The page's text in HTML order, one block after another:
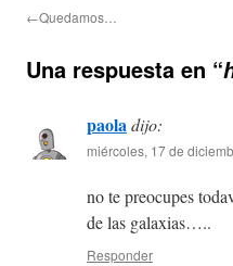
←Quedamos…
Una respuesta en “
paoladijo:
miércoles, 17 de
no te preocupes
de las galaxias…..
Responder